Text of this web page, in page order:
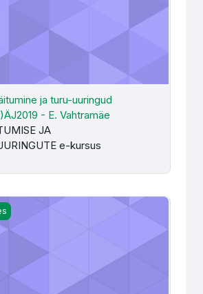
ja turu-uuringud
- E. Vahtramäe
JA
e-kursus
(MMA012) - L. Annus-Anijärv,